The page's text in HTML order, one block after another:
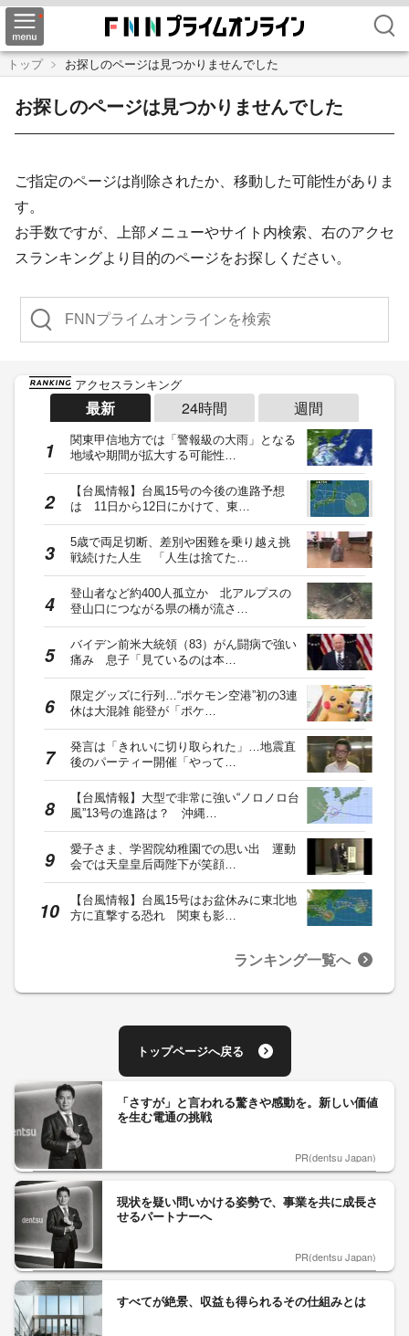
検索
トップ お探しのページは見つかりませんでした
お探しのページは見つかりませんでした
ご指定のページは削除されたか、移動した可能性がありま
す。
お手数ですが、上部メニューやサイト内検索、右のアクセ
スランキングより目的のページをお探しください。
検索
アクセスランキング
最新 24時間 週間
関東甲信地方では「警報級の大雨」となる
地域や期間が拡大する可能性…
【台風情報】台風15号の今後の進路予想
は 11日から12日にかけて、東…
5歳で両足切断、差別や困難を乗り越え挑
戦続けた人生 「人生は捨てた…
登山者など約400人孤立か 北アルプスの
登山口につながる県の橋が流さ…
バイデン前米大統領（83）がん闘病で強い
痛み 息子「見ているのは本…
限定グッズに行列…“ポケモン空港”初の3連
休は大混雑 能登が「ポケ…
発言は「きれいに切り取られた」…地震直
後のパーティー開催「やって…
【台風情報】大型で非常に強い“ノロノロ台
風”13号の進路は？ 沖縄…
愛子さま、学習院幼稚園での思い出 運動
会では天皇皇后両陛下が笑顔…
【台風情報】台風15号はお盆休みに東北地
方に直撃する恐れ 関東も影…
ランキング一覧へ
トップページへ戻る
「さすが」と言われる驚きや感動を。新しい価値
を生む電通の挑戦
PR(dentsu Japan)
現状を疑い問いかける姿勢で、事業を共に成長さ
せるパートナーへ
PR(dentsu Japan)
すべてが絶景、収益も得られるその仕組みとは